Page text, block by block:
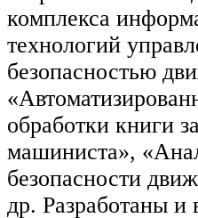
комплекса
технологий
безопасностью
обработки книги
машиниста»,
безопасности
др. Разработаны и